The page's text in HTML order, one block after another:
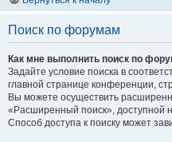
Поиск по форумам
Как мне выполнить поиск по
Задайте условие поиска в
главной странице конференции,
Вы можете осуществить
«Расширенный поиск», доступной
Способ доступа к поиску может